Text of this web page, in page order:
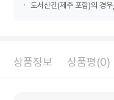
도서산간(제주 포함)의 경
상품정보 상품평(0)